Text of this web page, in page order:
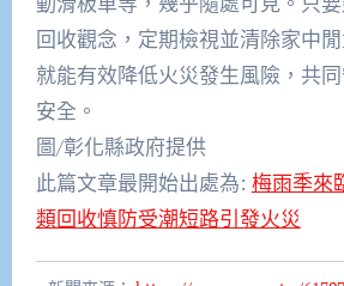
回收觀念，定期檢視並清除家中
就能有效降低火災發生風險，共
安全。
圖/彰化縣政府提供
此篇文章最開始出處為: 梅雨季
類回收慎防受潮短路引發火災